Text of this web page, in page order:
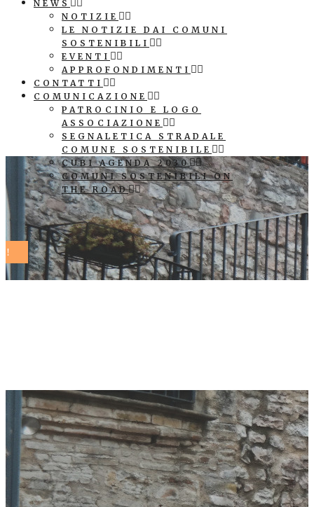
NEWS
NOTIZIE
LE NOTIZIE DAI COMUNI
SOSTENIBILI
EVENTI
APPROFONDIMENTI
CONTATTI
COMUNICAZIONE
PATROCINIO E LOGO
ASSOCIAZIONE
SEGNALETICA STRADALE
COMUNE SOSTENIBILE
CUBI AGENDA 2030
COMUNI SOSTENIBILI ON
THE ROAD